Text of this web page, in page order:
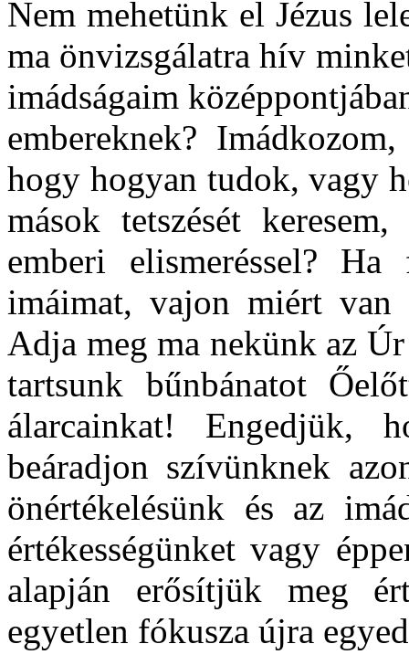
Nem mehetünk el Jézus
ma önvizsgálatra hív
imádságaim
embereknek?
hogy hogyan tudok, vagy
mások tetszését
emberi elismeréssel? Ha
imáimat, vajon miért van
Adja meg ma nekünk az
tartsunk bűnbánatot
álarcainkat! Engedjük,
beáradjon szívünknek
önértékelésünk és az
értékességünket vagy
alapján erősítjük meg
egyetlen fókusza újra